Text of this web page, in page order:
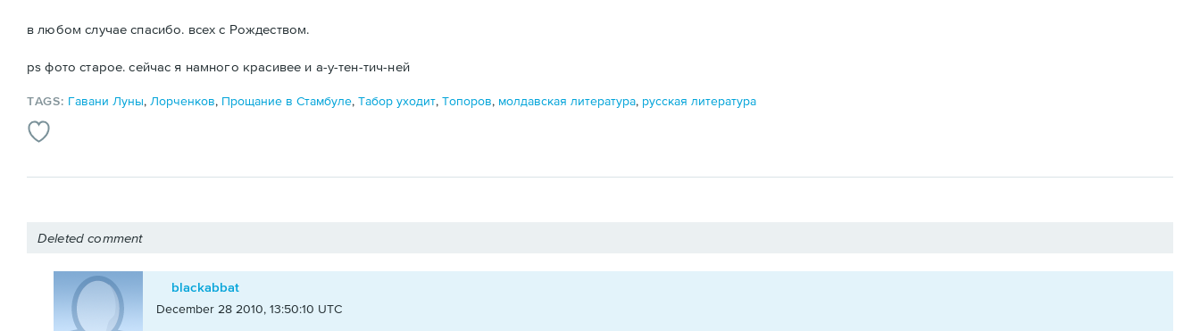
в любом случае спасибо. всех с Рождеством.
ps фото старое. сейчас я намного красивее и а-у-тен-тич-ней
TAGS: Гавани Луны,Лорченков, Прощание в Стамбуле,Табор уходит,Топоров, молдавская литература, русская литература
Deleted comment
blackabbat
December 28 2010, 13:50:10 UTC